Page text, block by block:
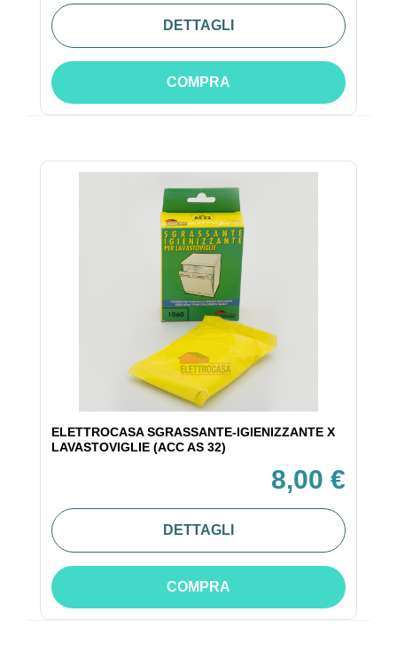
DETTAGLI
COMPRA
ELETTROCASA SGRASSANTE-IGIENIZZANTE X
LAVASTOVIGLIE (ACC AS 32)
8,00 €
DETTAGLI
COMPRA